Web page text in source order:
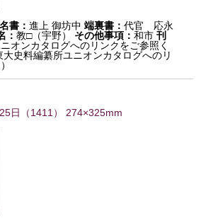
書：進上 御坊中 端裏書：代官 応永
：教□（宇野） その他事項：和市刊
オンカタログへのリンクをご参照く
大史料編纂所ユニオンカタログへのリ
日 （1411 ） 274×325mm